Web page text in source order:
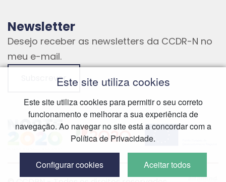
Newsletter
Desejo receber as newsletters da CCDR-N no
meu e-mail.
Subscrever
Hiperligação externaHiperligação externaHiperligação externa
Este site utiliza cookies
Este site utiliza cookies para permitir o seu correto
funcionamento e melhorar a sua experiência de
navegação. Ao navegar no site está a concordar com a
Política de Privacidade.
Configurar cookies Aceitar todos